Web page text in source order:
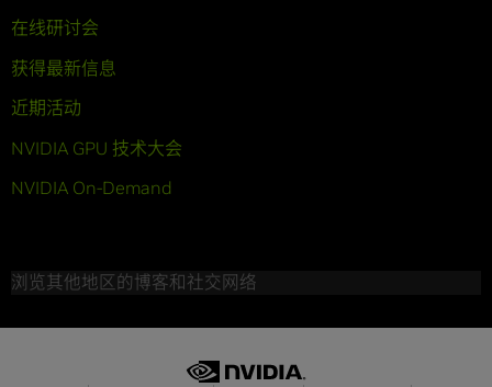
在线研讨会
获得最新信息
近期活动
NVIDIA GPU 技术大会
NVIDIA On-Demand
浏览其他地区的博客和社交网络